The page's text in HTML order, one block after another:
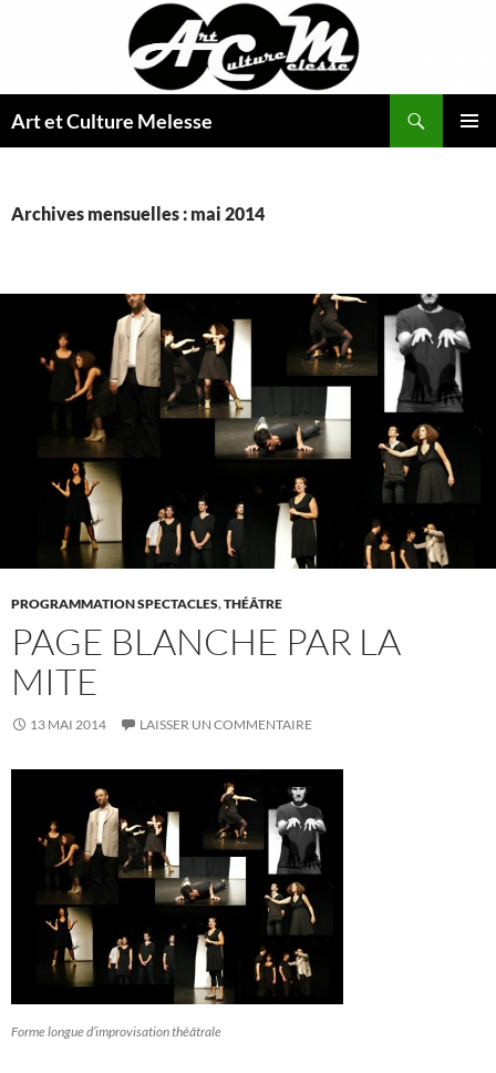
Art et Culture Melesse
Archives mensuelles : mai 2014
PROGRAMMATION SPECTACLES,THÉÂTRE
PAGE BLANCHE PAR LA
MITE
13 MAI 2014 LAISSER UN COMMENTAIRE
Forme longue d’improvisation théâtrale